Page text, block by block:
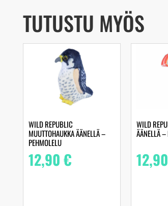
TUTUSTU MYÖS
WILD REPUBLIC
MUUTTOHAUKKA ÄÄNELLÄ –
PEHMOLELU
12,90€
WILD
ÄÄNELLÄ